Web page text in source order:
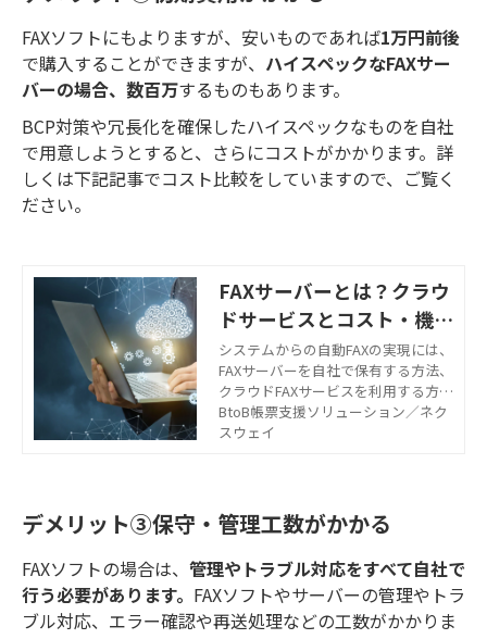
FAXソフトにもよりますが、安いものであれば1万円前後
で購入することができますが、 ハイスペックなFAXサー
バーの場合、数百万するものもあります。
BCP対策や冗長化を確保したハイスペックなものを自社
で用意しようとすると、さらにコストがかかります。詳
しくは下記記事でコスト比較をしていますので、ご覧く
ださい。
FAXサーバーとは？クラウ
ドサービスとコスト・機能
を徹底比較
システムからの自動FAXの実現には、
FAXサーバーを自社で保有する方法、
クラウドFAXサービスを利用する方法
の2つがあります。それぞれの特徴や
メリット、コスト比較についてご紹
BtoB帳票支援ソリューション／ネク
スウェイ
デメリット③保守・管理工数がかかる
FAXソフトの場合は、 管理やトラブル対応をすべて自社で
行う必要があります。 FAXソフトやサーバーの管理やトラ
ブル対応、エラー確認や再送処理などの工数がかかりま